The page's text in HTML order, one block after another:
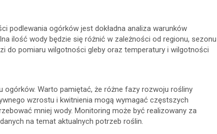
podlewania ogórków jest dokładna analiza warunków
ilość wody będzie się różnić w zależności od regionu, sezonu
do pomiaru wilgotności gleby oraz temperatury i wilgotności
Warto pamiętać, że różne fazy rozwoju rośliny
wzrostu i kwitnienia mogą wymagać częstszych
mniej wody. Monitoring może być realizowany za
na temat aktualnych potrzeb roślin.